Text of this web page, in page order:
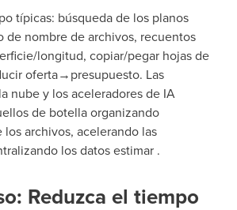
típicas: búsqueda de los planos
de nombre de archivos, recuentos
longitud, copiar/pegar hojas de
oferta→presupuesto. Las
nube y los aceleradores de IA
de botella organizando
archivos, acelerando las
los datos estimar .
Reduzca el tiempo